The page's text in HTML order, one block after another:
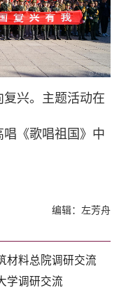
兴。主题活动在
《歌唱祖国》中
编辑：左芳舟
材料总院调研交流
学调研交流